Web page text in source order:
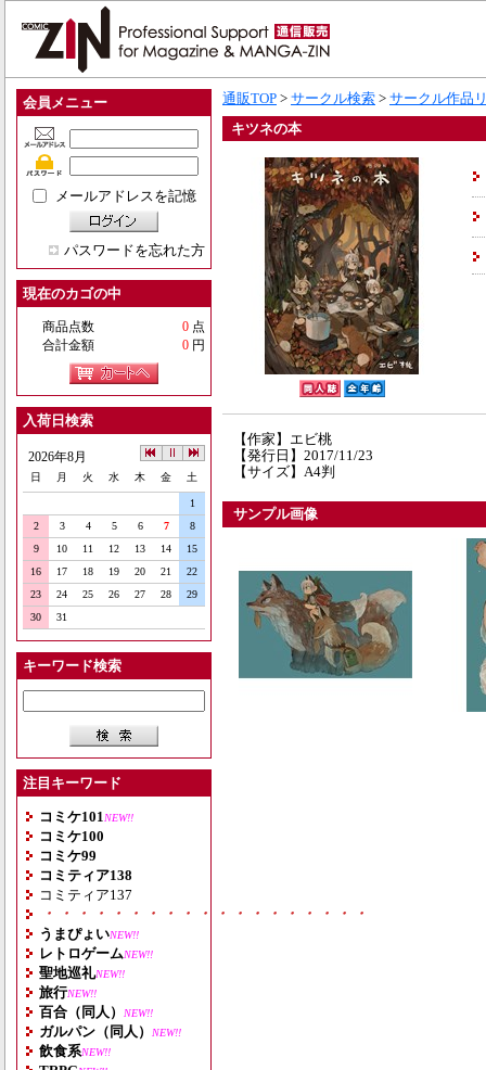
会員メニュー
メールアドレスを記憶
パスワードを忘れた方
現在のカゴの中
商品点数 0 点
合計金額
0 円
入荷日検索
2026年8月
日 月 火 水 木 金 土
1
2
3 4 5 6 7
8
9
10 11 12 13 14
15
16
17 18 19 20 21
22
23
24 25 26 27 28
29
30
31
キーワード検索
注目キーワード
コミケ101 NEW!!
コミケ100
コミケ99
コミティア138
コミティア137
・・・・・・・・・・・・・・・・・・・
うまぴょいNEW!!
レトロゲームNEW!!
聖地巡礼NEW!!
旅行NEW!!
百合（同人） NEW!!
ガルパン（同人） NEW!!
飲食系NEW!!
通販TOP > サークル検索 > サークル作品
キツネの本
【作家】エビ桃
【発行日】2017/11/23
【サイズ】A4判
サンプル画像